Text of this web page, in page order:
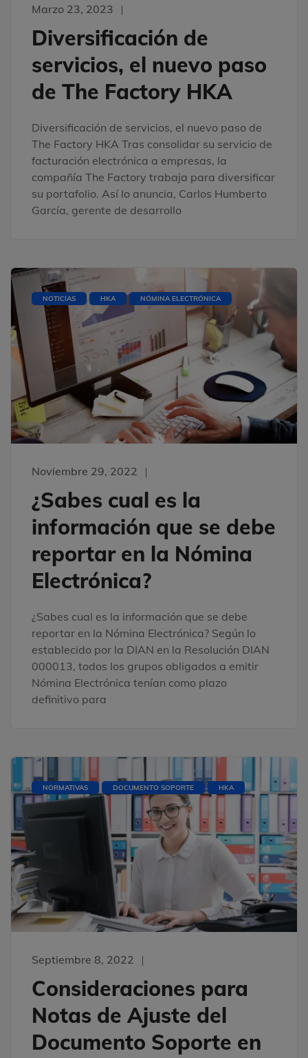
Marzo 23, 2023
Diversificación de
servicios, el nuevo paso
de The Factory HKA
Diversificación de servicios, el nuevo paso de
The Factory HKA Tras consolidar su servicio de
facturación electrónica a empresas, la
compañía The Factory trabaja para diversificar
su portafolio. Así lo anuncia, Carlos Humberto
García, gerente de desarrollo
NOTICIAS HKA NÓMINA ELECTRÓNICA
Noviembre 29, 2022
¿Sabes cual es la
información que se debe
reportar en la Nómina
Electrónica?
¿Sabes cual es la información que se debe
reportar en la Nómina Electrónica? Según lo
establecido por la DIAN en la Resolución DIAN
000013, todos los grupos obligados a emitir
Nómina Electrónica tenían como plazo
definitivo para
NORMATIVAS DOCUMENTO SOPORTE HKA
Septiembre 8, 2022
Consideraciones para
Notas de Ajuste del
Documento Soporte en